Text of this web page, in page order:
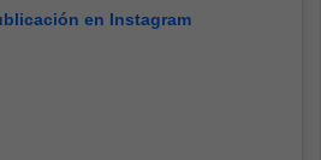
en Instagram